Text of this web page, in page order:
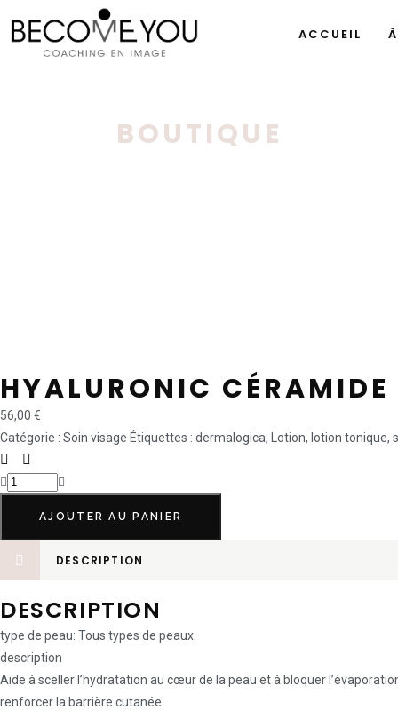
ACCUEIL
BOUTIQUE
HYALURONIC
56,00 €
Catégorie : Soin visage Étiquettes : dermalogica, Lotion, lotion tonique,
AJOUTER AU PANIER
DESCRIPTION
DESCRIPTION
type de peau: Tous types de peaux.
description
Aide à sceller l’hydratation au cœur de la peau et à bloquer
renforcer la barrière cutanée.